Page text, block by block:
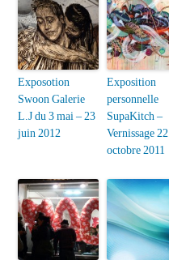
Exposotion
Swoon Galerie
L.J du 3 mai – 23
juin 2012
Exposition
personnelle
SupaKitch –
Vernissage 22
octobre 2011